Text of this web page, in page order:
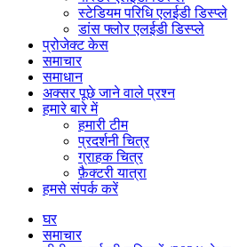
स्टेडियम परिधि एलईडी डिस्प्ले
डांस फ्लोर एलईडी डिस्प्ले
प्रोजेक्ट केस
समाचार
समाधान
अक्सर पूछे जाने वाले प्रश्न
हमारे बारे में
हमारी टीम
प्रदर्शनी चित्र
ग्राहक चित्र
फ़ैक्टरी यात्रा
हमसे संपर्क करें
घर
समाचार